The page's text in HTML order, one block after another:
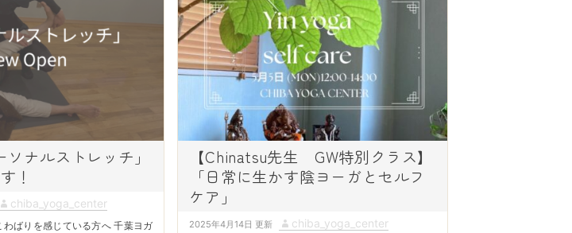
n
ナルストレッチ」
！
A chiba_yoga_center
わばりを感じている方へ 千葉ヨガ
【Chinatsu先生 GW特別クラス】
「日常に生かす陰ヨーガとセルフ
ケア」
P
2025年4月14日
A chiba_yoga_center